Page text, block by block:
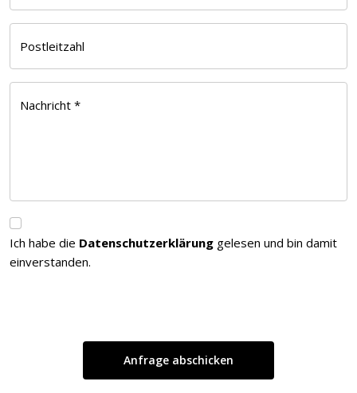
Postleitzahl
Nachricht *
Ich habe die Datenschutzerklärung gelesen und bin damit
einverstanden.